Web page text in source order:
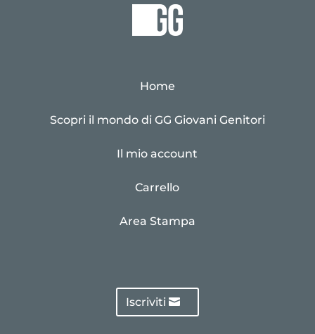
Home
Scopri il mondo di GG Giovani Genitori
Il mio account
Carrello
Area Stampa
Iscriviti